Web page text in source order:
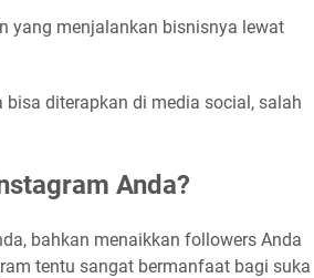
yang menjalankan bisnisnya lewat
diterapkan di media social, salah
Anda?
bahkan menaikkan followers Anda
tentu sangat bermanfaat bagi suka